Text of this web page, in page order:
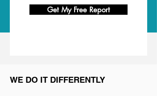
Get My Free Report
WE DO IT DIFFERENTLY